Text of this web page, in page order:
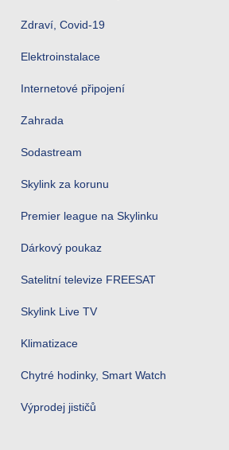
Zdraví, Covid-19
Elektroinstalace
Internetové připojení
Zahrada
Sodastream
Skylink za korunu
Premier league na Skylinku
Dárkový poukaz
Satelitní televize FREESAT
Skylink Live TV
Klimatizace
Chytré hodinky, Smart Watch
Výprodej jističů